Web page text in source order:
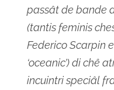
passât de bande
(tantis feminis
Federico Scarpin
‘oceanic’) di chê
incuintri speciâl